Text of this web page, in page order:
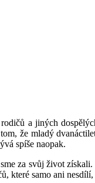
a jiných
že mladý
spíše naopak.
za svůj život
které samo ani